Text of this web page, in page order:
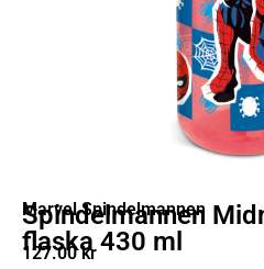
Marvel Spindelmannen
Spindelmannen
flaska 430 ml
127.00kr